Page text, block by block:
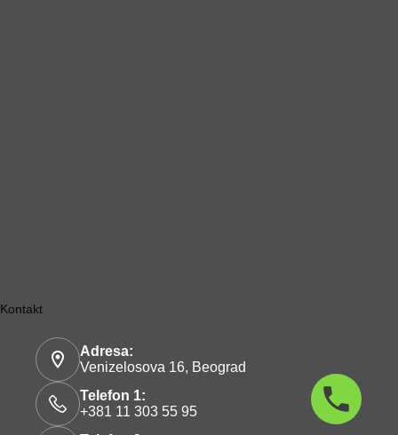
Kontakt
Adresa:
Venizelosova 16, Beograd
Telefon 1:
+381 11 303 55 95